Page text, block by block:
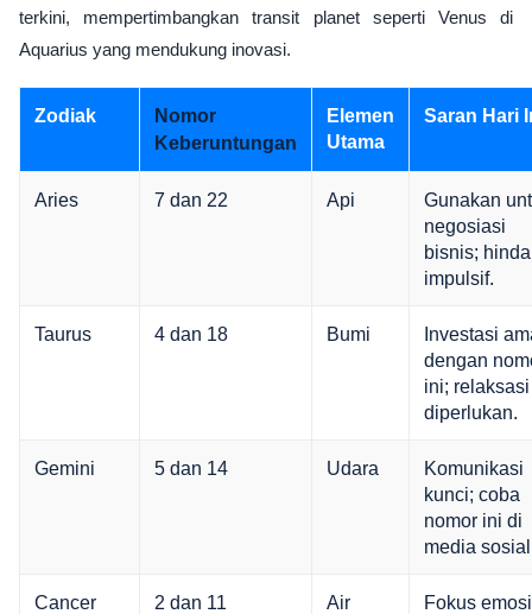
terkini, mempertimbangkan transit planet seperti Venus di
Aquarius yang mendukung inovasi.
Zodiak
Nomor
Keberuntungan
Elemen
Utama
Saran Hari
Aries 7 dan 22 Api
Gunakan
negosiasi
bisnis;
impulsif.
Taurus 4 dan 18 Bumi
Investasi
dengan
ini; relaksasi
diperlukan.
Gemini 5 dan 14 Udara
Komunikasi
kunci; coba
nomor ini di
media
Cancer 2 dan 11 Air
Fokus